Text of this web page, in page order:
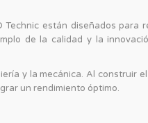
están diseñados para
de la calidad y la
y la mecánica. Al construir el
un rendimiento óptimo.